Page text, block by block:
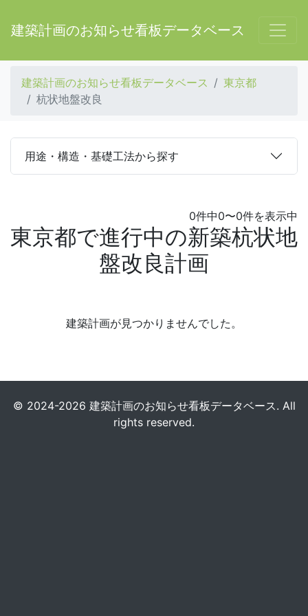
建築計画のお知らせ看板データベース
建築計画のお知らせ看板データベース
東京都
杭状地盤改良
用途・構造・基礎工法から探す
0件中0〜0件を表示中
東京都で進行中の新築杭状地
盤改良計画
建築計画が見つかりませんでした。
© 2024-2026 建築計画のお知らせ看板データベース. All
rights reserved.